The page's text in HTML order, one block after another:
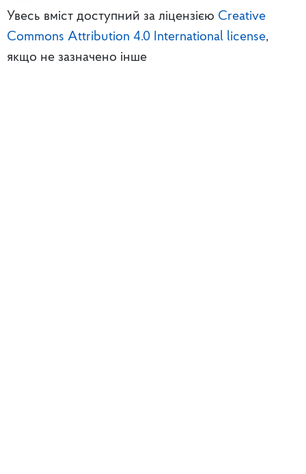
Увесь вміст доступний за ліцензією Creative
Commons Attribution 4.0 International license,
якщо не зазначено інше